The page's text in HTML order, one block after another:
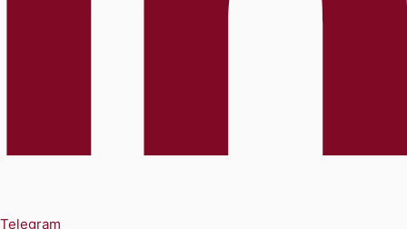
Telegram